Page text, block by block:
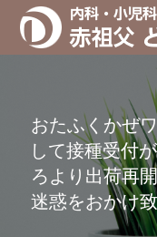
おたふくかぜ
して接種受付
ろより出荷再
迷惑をおかけ